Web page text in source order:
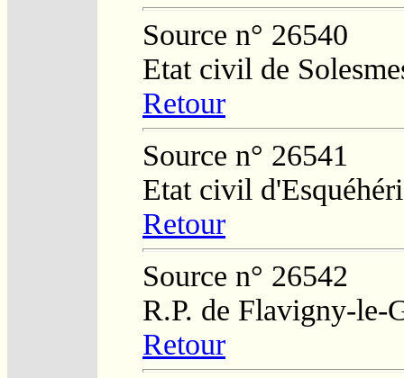
Source n° 26540
Etat civil de
Retour
Source n° 26541
Etat civil
Retour
Source n° 26542
R.P. de Flavigny-le-
Retour